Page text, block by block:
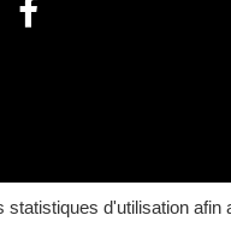
d'utilisation